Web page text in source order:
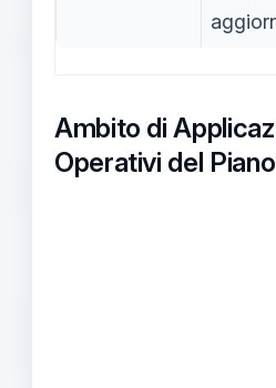
Ambito di
Operativi del